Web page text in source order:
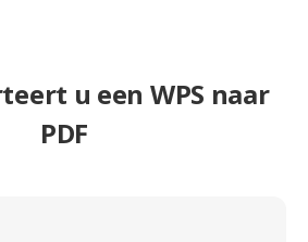
u een WPS naar
PDF